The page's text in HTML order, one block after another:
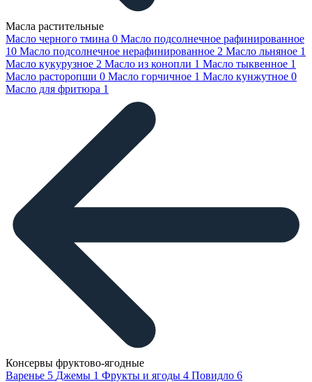
Масла растительные
Масло черного тмина 0 Масло подсолнечное рафинированное
10 Масло подсолнечное нерафинированное 2 Масло льняное 1
Масло кукурузное 2 Масло из конопли 1 Масло тыквенное 1
Масло расторопши 0 Масло горчичное 1 Масло кунжутное 0
Масло для фритюра 1
Консервы фруктово-ягодные
Варенье 5 Джемы 1 Фрукты и ягоды 4 Повидло 6